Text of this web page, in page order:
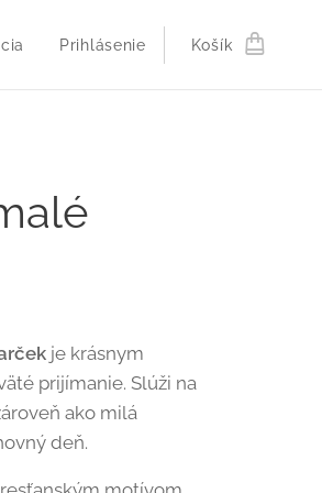
Prihlásenie Košík
je krásnym
prijímanie. Slúži na
ako milá
deň.